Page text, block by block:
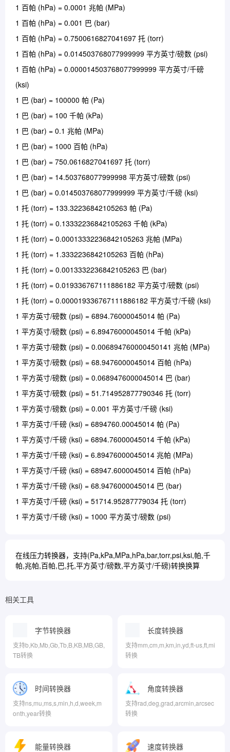
1 百帕 (hPa) = 0.0001 兆帕 (MPa)
1 百帕 (hPa) = 0.001 巴 (bar)
1 百帕 (hPa) = 0.7500616827041697 托 (torr)
1 百帕 (hPa) = 0.014503768077999999 平方英寸/磅数 (psi)
1 百帕 (hPa) = 0.000014503768077999999 平方英寸/千磅
(ksi)
1 巴 (bar) = 100000 帕 (Pa)
1 巴 (bar) = 100 千帕 (kPa)
1 巴 (bar) = 0.1 兆帕 (MPa)
1 巴 (bar) = 1000 百帕 (hPa)
1 巴 (bar) = 750.0616827041697 托 (torr)
1 巴 (bar) = 14.503768077999998 平方英寸/磅数 (psi)
1 巴 (bar) = 0.014503768077999999 平方英寸/千磅 (ksi)
1 托 (torr) = 133.32236842105263 帕 (Pa)
1 托 (torr) = 0.13332236842105263 千帕 (kPa)
1 托 (torr) = 0.00013332236842105263 兆帕 (MPa)
1 托 (torr) = 1.3332236842105263 百帕 (hPa)
1 托 (torr) = 0.0013332236842105263 巴 (bar)
1 托 (torr) = 0.019336767111886182 平方英寸/磅数 (psi)
1 托 (torr) = 0.000019336767111886182 平方英寸/千磅 (ksi)
1 平方英寸/磅数 (psi) = 6894.76000045014 帕 (Pa)
1 平方英寸/磅数 (psi) = 6.89476000045014 千帕 (kPa)
1 平方英寸/磅数 (psi) = 0.006894760000450141 兆帕 (MPa)
1 平方英寸/磅数 (psi) = 68.9476000045014 百帕 (hPa)
1 平方英寸/磅数 (psi) = 0.0689476000045014 巴 (bar)
1 平方英寸/磅数 (psi) = 51.714952877790346 托 (torr)
1 平方英寸/磅数 (psi) = 0.001 平方英寸/千磅 (ksi)
1 平方英寸/千磅 (ksi) = 6894760.00045014 帕 (Pa)
1 平方英寸/千磅 (ksi) = 6894.76000045014 千帕 (kPa)
1 平方英寸/千磅 (ksi) = 6.89476000045014 兆帕 (MPa)
1 平方英寸/千磅 (ksi) = 68947.6000045014 百帕 (hPa)
1 平方英寸/千磅 (ksi) = 68.9476000045014 巴 (bar)
1 平方英寸/千磅 (ksi) = 51714.95287779034 托 (torr)
1 平方英寸/千磅 (ksi) = 1000 平方英寸/磅数 (psi)
在线压力转换器，支持(Pa,kPa,MPa,hPa,bar,torr,psi,ksi,帕,千
帕,兆帕,百帕,巴,托,平方英寸/磅数,平方英寸/千磅)转换换算
相关工具
字节转换器
支持b,Kb,Mb,Gb,Tb,B,KB,MB,GB,
TB转换
长度转换器
支持mm,cm,m,km,in,yd,ft-us,ft,mi
转换
时间转换器
支持ns,mu,ms,s,min,h,d,week,m
onth,year转换
角度转换器
支持rad,deg,grad,arcmin,arcsec
转换
能量转换器 速度转换器